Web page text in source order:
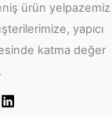
ürün yelpazemiz
yapıcı
katma değer